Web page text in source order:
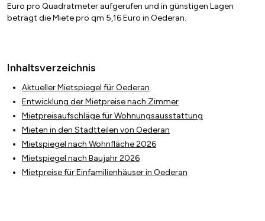
Euro pro Quadratmeter aufgerufen und in günstigen Lagen
beträgt die Miete pro qm 5,16 Euro in Oederan.
Inhaltsverzeichnis
Aktueller Mietspiegel für Oederan
Entwicklung der Mietpreise nach Zimmer
Mietpreisaufschläge für Wohnungsausstattung
Mieten in den Stadtteilen von Oederan
Mietspiegel nach Wohnfläche 2026
Mietspiegel nach Baujahr 2026
Mietpreise für Einfamilienhäuser in Oederan